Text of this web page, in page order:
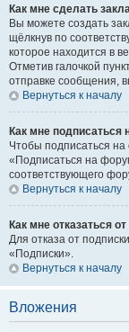
Как мне сделать
Вы можете создать
щёлкнув по
которое находится в
Отметив галочкой
отправке сообщения,
Вернуться к началу
Как мне
Чтобы подписаться
«Подписаться на
соответствующего
Вернуться к началу
Как мне отказаться
Для отказа от
«Подписки».
Вернуться к началу
Вложения